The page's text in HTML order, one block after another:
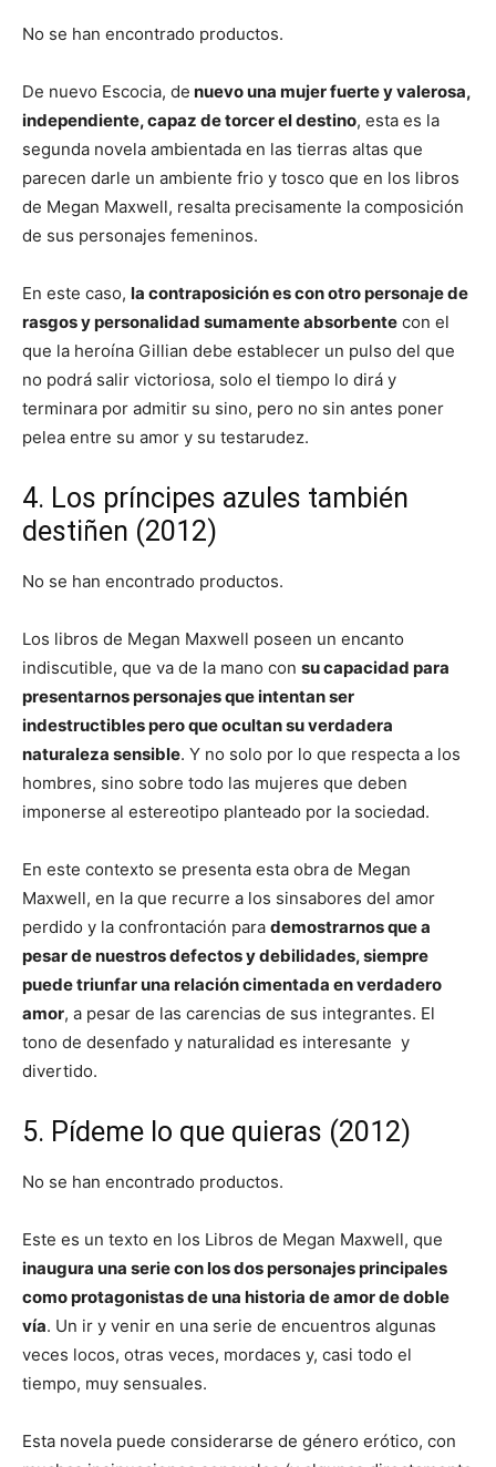
No se han encontrado productos.
De nuevo Escocia, de nuevo una mujer fuerte y valerosa,
independiente, capaz de torcer el destino, esta es la
segunda novela ambientada en las tierras altas que
parecen darle un ambiente frio y tosco que en los libros
de Megan Maxwell, resalta precisamente la composición
de sus personajes femeninos.
En este caso, la contraposición es con otro personaje de
rasgos y personalidad sumamente absorbente con el
que la heroína Gillian debe establecer un pulso del que
no podrá salir victoriosa, solo el tiempo lo dirá y
terminara por admitir su sino, pero no sin antes poner
pelea entre su amor y su testarudez.
4. Los príncipes azules también
destiñen (2012)
No se han encontrado productos.
Los libros de Megan Maxwell poseen un encanto
indiscutible, que va de la mano con su capacidad para
presentarnos personajes que intentan ser
indestructibles pero que ocultan su verdadera
naturaleza sensible. Y no solo por lo que respecta a los
hombres, sino sobre todo las mujeres que deben
imponerse al estereotipo planteado por la sociedad.
En este contexto se presenta esta obra de Megan
Maxwell, en la que recurre a los sinsabores del amor
perdido y la confrontación para demostrarnos que a
pesar de nuestros defectos y debilidades, siempre
puede triunfar una relación cimentada en verdadero
amor, a pesar de las carencias de sus integrantes. El
tono de desenfado y naturalidad es interesante y
divertido.
5. Pídeme lo que quieras (2012)
No se han encontrado productos.
Este es un texto en los Libros de Megan Maxwell, que
inaugura una serie con los dos personajes principales
como protagonistas de una historia de amor de doble
vía. Un ir y venir en una serie de encuentros algunas
veces locos, otras veces, mordaces y, casi todo el
tiempo, muy sensuales.
Esta novela puede considerarse de género erótico, con